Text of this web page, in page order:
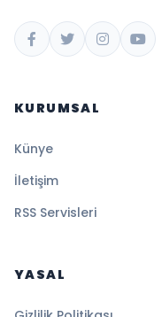
KURUMSAL
Künye
İletişim
RSS Servisleri
YASAL